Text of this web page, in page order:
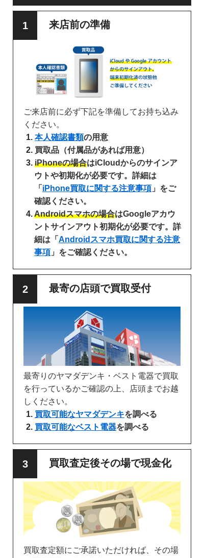
来店前の準備
ご来店前に必ず下記を準備してお持ち込み
ください。
本人確認書類の用意
買取品（付属品があれば用意）
iPhoneの場合はiCloudからのサインア
ウトや初期化が必要です。詳細は
「 iPhone買取に関する注意事項 」をご
確認ください。
Androidスマホの場合はGoogleアカウ
ントサインアウト初期化が必要です。詳
細は「 Androidスマホ買取に関する注意
事項 」をご確認ください。
最寄の店頭で買取受付
最寄りのヤマダデンキ・ベスト電器で買取
を行っているかご確認の上、店頭までお越
しください。
買取可能なヤマダデンキを調べる
買取可能なベスト電器を調べる
買取査定後その場で現金化
買取査定額にご承諾いただければ、その場